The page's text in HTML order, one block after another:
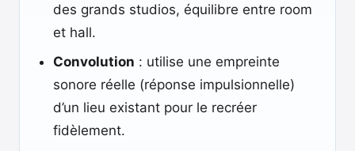
des grands studios, équilibre entre room
et hall.
Convolution : utilise une empreinte
sonore réelle (réponse impulsionnelle)
d’un lieu existant pour le recréer
fidèlement.